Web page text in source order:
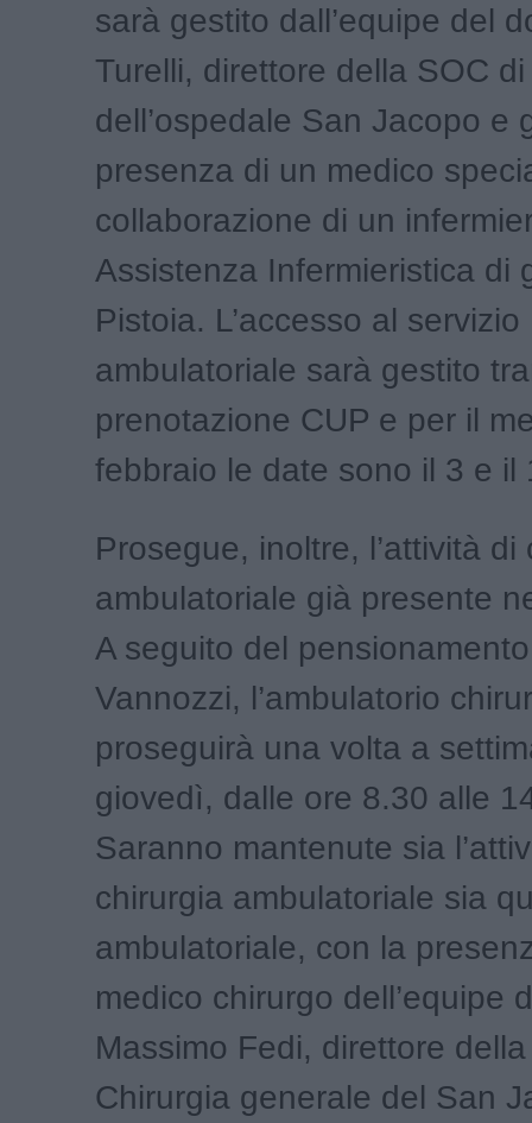
sarà gestito dall’equipe del
Turelli, direttore della SOC
dell’ospedale San Jacopo e
presenza di un medico
collaborazione di un
Assistenza Infermieristica di
Pistoia. L’accesso al servizio
ambulatoriale sarà gestito
prenotazione CUP e per il
febbraio le date sono il 3 e il
Prosegue, inoltre, l’attività di
ambulatoriale già presente
A seguito del
Vannozzi, l’ambulatorio
proseguirà una volta a
giovedì, dalle ore 8.30 alle
Saranno mantenute sia
chirurgia ambulatoriale sia
ambulatoriale, con la
medico chirurgo dell’equipe
Massimo Fedi, direttore
Chirurgia generale del San